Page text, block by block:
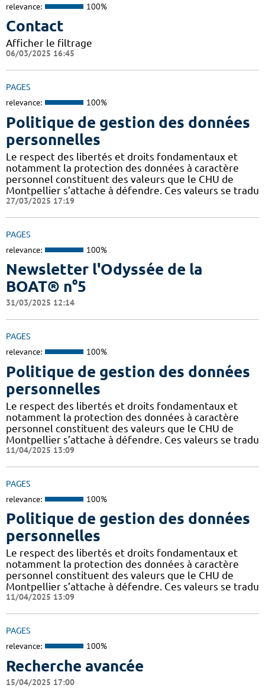
relevance: 100%
Contact
Afficher le filtrage
06/03/2025 16:45
PAGES
relevance: 100%
Politique de gestion des données
personnelles
Le respect des libertés et droits fondamentaux et
notamment la protection des données à caractère
personnel constituent des valeurs que le CHU de
Montpellier s’attache à défendre. Ces valeurs se tradu
27/03/2025 17:19
PAGES
relevance: 100%
Newsletter l'Odyssée de la
BOAT® n°5
31/03/2025 12:14
PAGES
relevance: 100%
Politique de gestion des données
personnelles
Le respect des libertés et droits fondamentaux et
notamment la protection des données à caractère
personnel constituent des valeurs que le CHU de
Montpellier s’attache à défendre. Ces valeurs se tradu
11/04/2025 13:09
PAGES
relevance: 100%
Politique de gestion des données
personnelles
Le respect des libertés et droits fondamentaux et
notamment la protection des données à caractère
personnel constituent des valeurs que le CHU de
Montpellier s’attache à défendre. Ces valeurs se tradu
11/04/2025 13:09
PAGES
relevance: 100%
Recherche avancée
15/04/2025 17:00